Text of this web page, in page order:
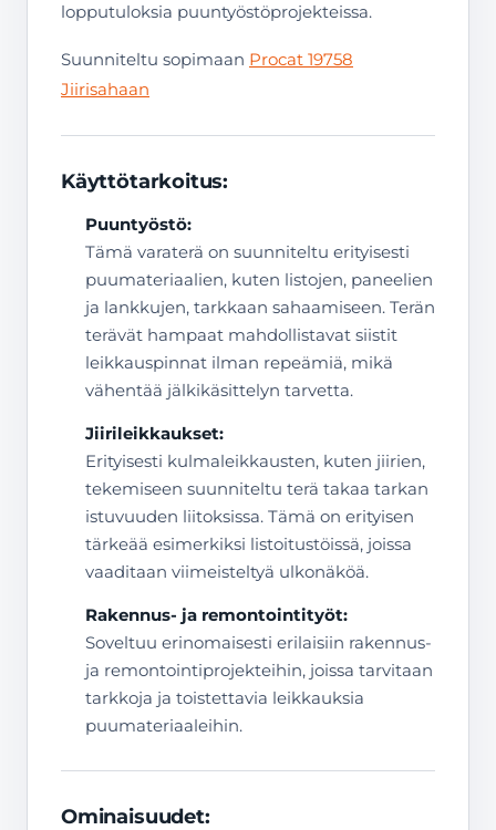
lopputuloksia puuntyöstöprojekteissa.
Suunniteltu sopimaan Procat 19758
Jiirisahaan
Käyttötarkoitus:
Puuntyöstö:
Tämä varaterä on suunniteltu erityisesti
puumateriaalien, kuten listojen, paneelien
ja lankkujen, tarkkaan sahaamiseen. Terän
terävät hampaat mahdollistavat siistit
leikkauspinnat ilman repeämiä, mikä
vähentää jälkikäsittelyn tarvetta.
Jiirileikkaukset:
Erityisesti kulmaleikkausten, kuten jiirien,
tekemiseen suunniteltu terä takaa tarkan
istuvuuden liitoksissa. Tämä on erityisen
tärkeää esimerkiksi listoitustöissä, joissa
vaaditaan viimeisteltyä ulkonäköä.
Rakennus- ja remontointityöt:
Soveltuu erinomaisesti erilaisiin rakennus-
ja remontointiprojekteihin, joissa tarvitaan
tarkkoja ja toistettavia leikkauksia
puumateriaaleihin.
Ominaisuudet: